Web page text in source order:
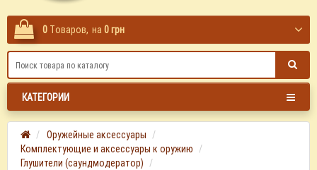
0 Tоваров, на 0 грн
КАТЕГОРИИ
Оружейные аксессуары
Комплектующие и аксессуары к оружию
Глушители (саундмодератор)